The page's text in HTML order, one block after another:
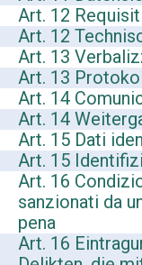
Art. 12
Art. 12
Art. 13
Art. 13
Art. 14
Art. 14
Art. 15 Dati
Art. 15
Art. 16
sanzionati da
pena
Art. 16